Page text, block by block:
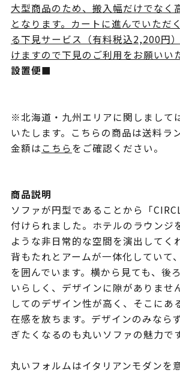
大型商品のため、搬入幅だけでなく
となります。カートに進んでいただ
る下見サービス（有料税込2,200円
けますので下見のご利用をお願いい
設置便■
※北海道・九州エリアに関しまして
いたします。こちらの商品は送料ラ
金額はこちらをご確認ください。
商品説明
ソファが円型であることから「
付けられました。ホテルのラウンジ
ような非日常的な空間を演出してく
背もたれとアームが一体化していて
を囲んでいます。横から見ても、後
いらしく、デザインに隙がありませ
してのデザイン性が高く、そこにあ
在感を放ちます。デザインのみなら
ぎたくなるのも丸いソファの魅力です
丸いフォルムはイタリアンモダンを